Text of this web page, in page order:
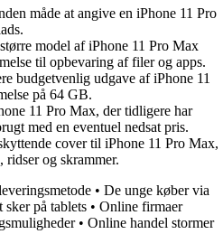
måde at angive en iPhone 11 Pro
model af iPhone 11 Pro Max
til opbevaring af filer og apps.
budgetvenlig udgave af iPhone 11
på 64 GB.
11 Pro Max, der tidligere har
med en eventuel nedsat pris.
cover til iPhone 11 Pro Max,
ridser og skrammer.
• De unge køber via
på tablets • Online firmaer
• Online handel stormer